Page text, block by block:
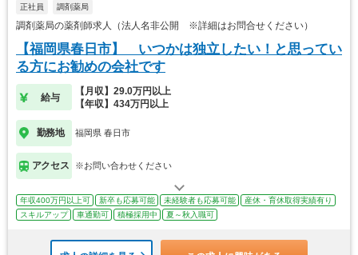
正社員 調剤薬局
調剤薬局の薬剤師求人（法人名非公開 ※詳細はお問合せください）
【福岡県春日市】 いつかは独立したい！と思ってい
る方にお勧めの会社です
給与
【月収】29.0万円以上
【年収】434万円以上
勤務地 福岡県 春日市
アクセス ※お問い合わせください
年収400万円以上可 新卒も応募可能 未経験者も応募可能
産休・育休取得実績有り
スキルアップ
車通勤可 積極採用中 夏～秋入職可